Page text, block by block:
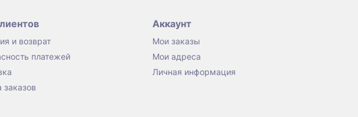
заказать с доставкой. Поддержка кожи, волос и суставов — это
и возврат
платежей
заказов
Аккаунт
Мои заказы
Мои адреса
Личная информация